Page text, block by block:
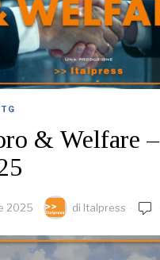
& Welfare –
2025 di Italpress